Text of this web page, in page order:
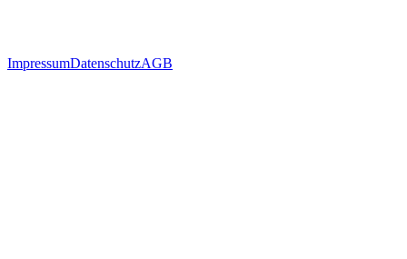
ImpressumDatenschutzAGB